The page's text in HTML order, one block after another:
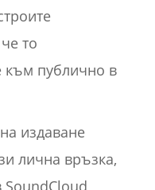
то
към публично в
издаване
лична връзка,
SoundCloud